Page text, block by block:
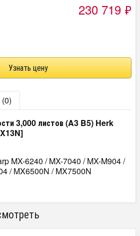
230 719 ₽
Узнать цену
3,000 листов (A3 B5) Herk
MX-6240 / MX-7040 / MX-M904 /
/ MX6500N / MX7500N